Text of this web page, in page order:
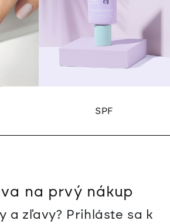
SPF
na prvý nákup
a zľavy? Prihláste sa k